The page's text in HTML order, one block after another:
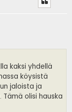
kaksi yhdellä
köysistä
jaloista ja
olisi hauska